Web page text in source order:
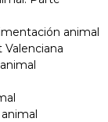
animal